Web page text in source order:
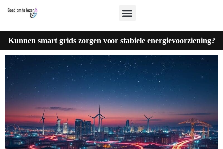
Kunnen smart grids zorgen voor stabiele energievoorziening?